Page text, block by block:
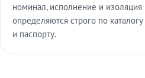
номинал, исполнение и изоляция
определяются строго по каталогу
и паспорту.